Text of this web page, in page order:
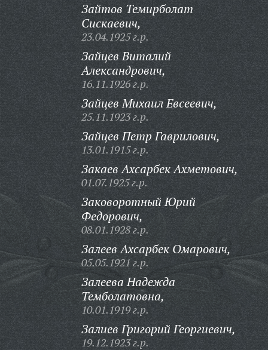
Зайтов Темирболат
Сискаевич,
23.04.1925 г.р.
Зайцев Виталий
Александрович,
16.11.1926 г.р.
Зайцев Михаил Евсеевич,
25.11.1923 г.р.
Зайцев Петр Гаврилович,
13.01.1915 г.р.
Закаев Ахсарбек Ахметович,
01.07.1925 г.р.
Заковоротный Юрий
Федорович,
08.01.1928 г.р.
Залеев Ахсарбек Омарович,
05.05.1921 г.р.
Залеева Надежда
Темболатовна,
10.01.1919 г.р.
Залиев Григорий Георгиевич,
19.12.1923 г.р.